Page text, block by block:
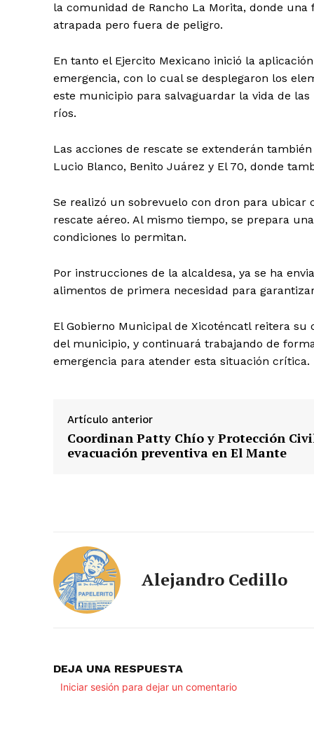
la comunidad de Rancho La Morita, donde
atrapada pero fuera de peligro.
En tanto el Ejercito Mexicano inició la
emergencia, con lo cual se desplegaron los
este municipio para salvaguardar la vida de
ríos.
Las acciones de rescate se extenderán
Lucio Blanco, Benito Juárez y El 70, donde
Se realizó un sobrevuelo con dron para ubicar
rescate aéreo. Al mismo tiempo, se prepara
condiciones lo permitan.
Por instrucciones de la alcaldesa, ya se ha
alimentos de primera necesidad para
El Gobierno Municipal de Xicoténcatl reitera
del municipio, y continuará trabajando de
emergencia para atender esta situación crítica.
Artículo anterior
Coordinan Patty Chío y Protección
evacuación preventiva en El Mante
Alejandro Cedillo
DEJA UNA RESPUESTA
Iniciar sesión para dejar un comentario